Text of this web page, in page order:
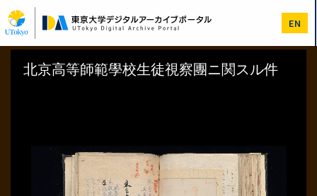
イ
ン
コ
EN